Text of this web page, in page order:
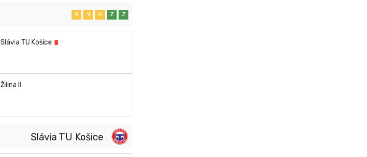
N N N Z Z
Slávia TU Košice
Žilina II
Slávia TU Košice